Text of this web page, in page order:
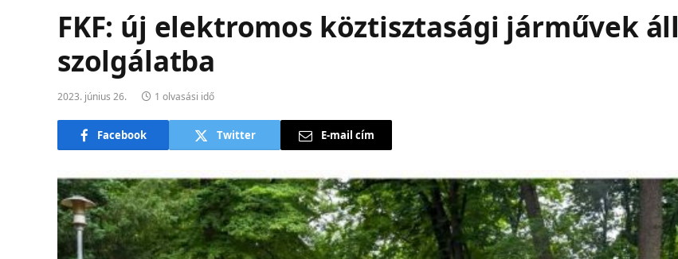
FKF: új elektromos köztisztasági járművek áll
szolgálatba
2023. június 26. 1 olvasási idő
Facebook Twitter E-mail cím